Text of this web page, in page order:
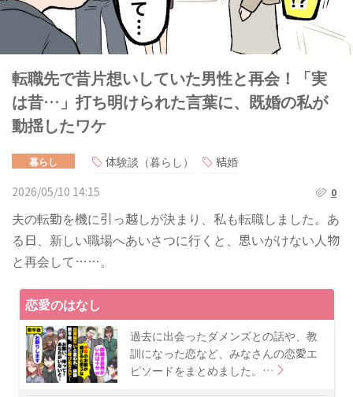
転職先で昔片想いしていた男性と再会！「実
は昔…」打ち明けられた言葉に、既婚の私が
動揺したワケ
暮らし 体験談（暮らし）
結婚
2026/05/10 14:15
0
夫の転勤を機に引っ越しが決まり、私も転職しました。あ
る日、新しい職場へあいさつに行くと、思いがけない人物
と再会して……。
恋愛のはなし
過去に出会ったダメンズとの話や、教
訓になった恋など、みなさんの恋愛エ
ピソードをまとめました。…